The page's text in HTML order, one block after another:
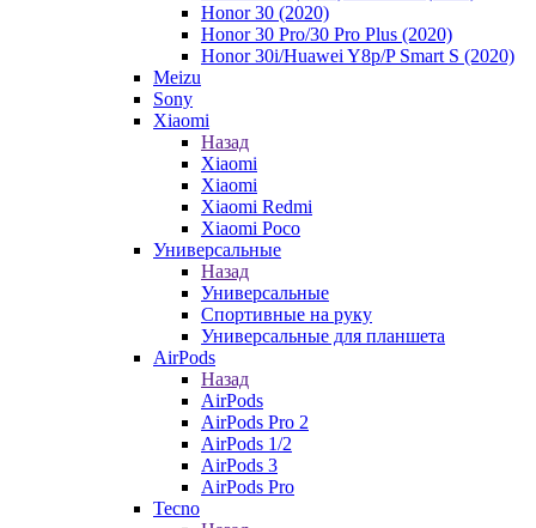
Honor 30 (2020)
Honor 30 Pro/30 Pro Plus (2020)
Honor 30i/Huawei Y8p/P Smart S (2020)
Meizu
Sony
Xiaomi
Назад
Xiaomi
Xiaomi
Xiaomi Redmi
Xiaomi Poco
Универсальные
Назад
Универсальные
Спортивные на руку
Универсальные для планшета
AirPods
Назад
AirPods
AirPods Pro 2
AirPods 1/2
AirPods 3
AirPods Pro
Tecno